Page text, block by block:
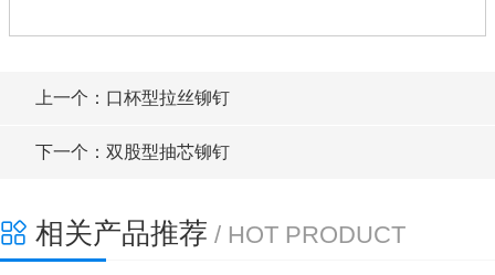
上一个：口杯型拉丝铆钉
下一个：双股型抽芯铆钉
相关产品推荐 / HOT PRODUCT